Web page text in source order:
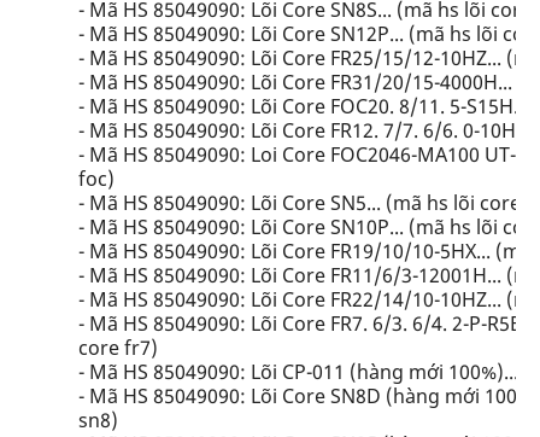
- Mã HS 85049090: Lõi Core SN8S... (mã hs lõi
- Mã HS 85049090: Lõi Core SN12P... (mã hs lõi
- Mã HS 85049090: Lõi Core FR25/15/12-10HZ...
- Mã HS 85049090: Lõi Core FR31/20/15-
- Mã HS 85049090: Lõi Core FOC20. 8/11. 5-
- Mã HS 85049090: Lõi Core FR12. 7/7. 6/6. 0-
- Mã HS 85049090: Loi Core FOC2046-MA100
foc)
- Mã HS 85049090: Lõi Core SN5... (mã hs lõi core
- Mã HS 85049090: Lõi Core SN10P... (mã hs lõi
- Mã HS 85049090: Lõi Core FR19/10/10-5HX...
- Mã HS 85049090: Lõi Core FR11/6/3-12001H...
- Mã HS 85049090: Lõi Core FR22/14/10-10HZ...
- Mã HS 85049090: Lõi Core FR7. 6/3. 6/4. 2-P-
core fr7)
- Mã HS 85049090: Lõi CP-011 (hàng mới
- Mã HS 85049090: Lõi Core SN8D (hàng mới
sn8)